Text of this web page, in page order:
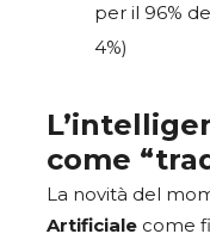
per il 96%
4%)
come
La novità del
Artificiale come